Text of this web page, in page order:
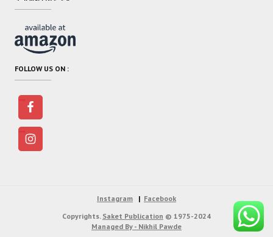
FOLLOW US ON :
Instagram
Facebook
Copyrights. Saket Publication © 1975-2024
Managed By - Nikhil Pawde